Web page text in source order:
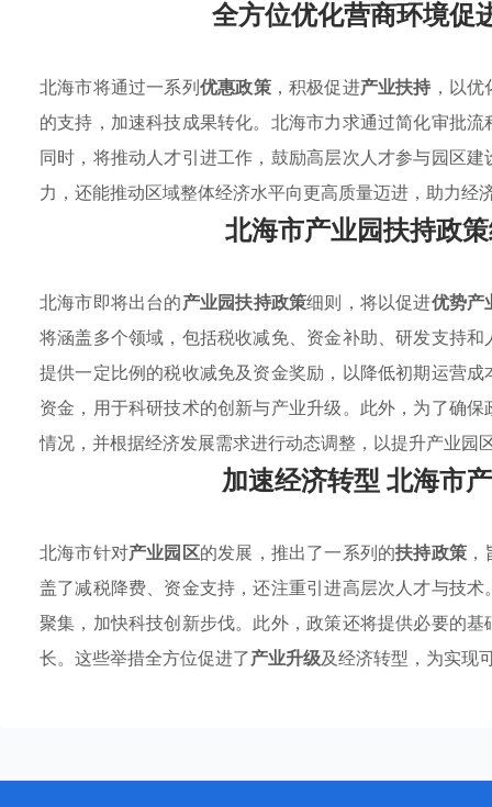
全方位优化营商环境促
北海市将通过一系列优惠政策，积极促进产业扶持 ，以
的支持，加速科技成果转化。北海市力求通过简化审批
同时，将推动人才引进工作，鼓励高层次人才参与园区
力，还能推动区域整体经济水平向更高质量迈进，助力经
北海市产业园扶持政
北海市即将出台的产业园扶持政策细则，将以促进优势产
将涵盖多个领域，包括税收减免、资金补助、研发支持
提供一定比例的税收减免及资金奖励，以降低初期运营
资金，用于科研技术的创新与产业升级。此外，为了确
情况，并根据经济发展需求进行动态调整，以提升产业园
加速经济转型 北海市
北海市针对产业园区的发展，推出了一系列的扶持政策
盖了减税降费、资金支持，还注重引进高层次人才与技术
聚集，加快科技创新步伐。此外，政策还将提供必要的
长。这些举措全方位促进了产业升级及经济转型，为实现